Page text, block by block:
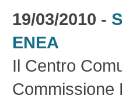
19/03/2010 -
ENEA
Il Centro
Commissione